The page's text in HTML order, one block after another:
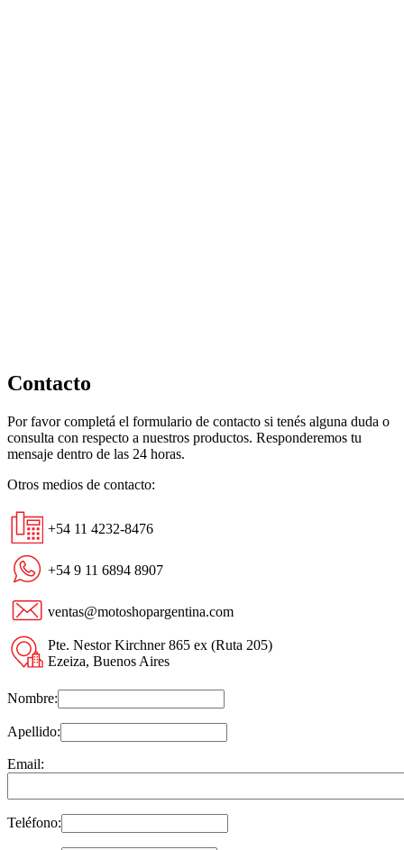
Contacto
Por favor completá el formulario de contacto si tenés alguna duda o
consulta con respecto a nuestros productos. Responderemos tu
mensaje dentro de las 24 horas.
Otros medios de contacto:
+54 11 4232-8476
+54 9 11 6894 8907
ventas@motoshopargentina.com
Pte. Nestor Kirchner 865 ex (Ruta 205)
Ezeiza, Buenos Aires
Nombre:
Apellido:
Email:
Teléfono: